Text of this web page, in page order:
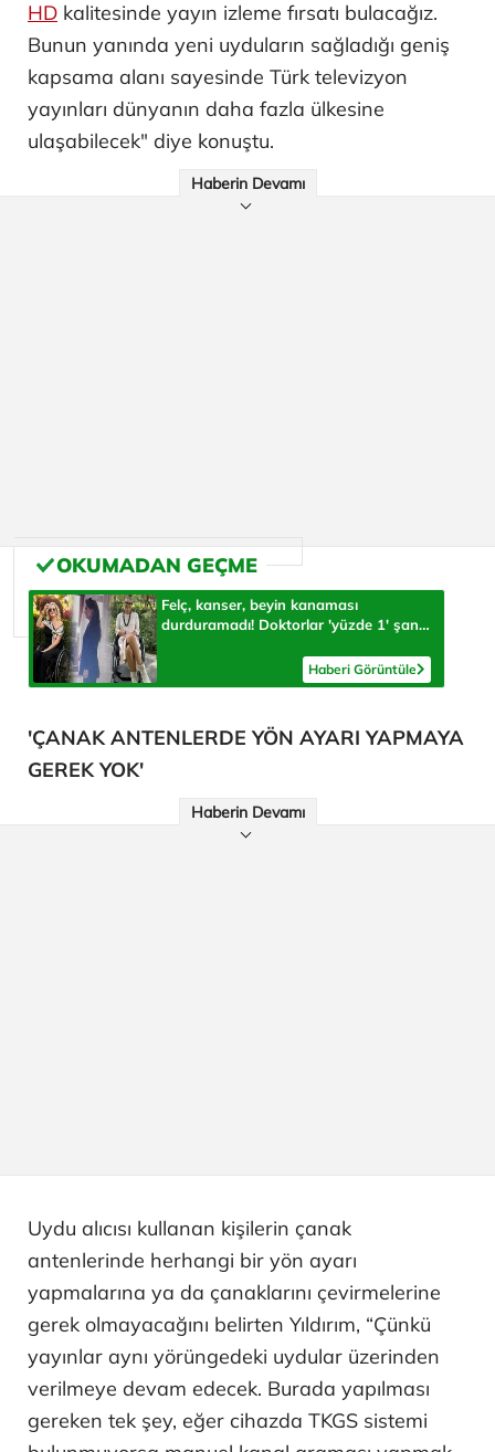
HD kalitesinde yayın izleme fırsatı bulacağız.
Bunun yanında yeni uyduların sağladığı geniş
kapsama alanı sayesinde Türk televizyon
yayınları dünyanın daha fazla ülkesine
ulaşabilecek" diye konuştu.
Haberin Devamı
Felç, kanser, beyin kanaması
durduramadı! Doktorlar 'yüzde 1' şans
Haberi Görüntüle
'ÇANAK ANTENLERDE YÖN AYARI YAPMAYA
GEREK YOK'
Haberin Devamı
Uydu alıcısı kullanan kişilerin çanak
antenlerinde herhangi bir yön ayarı
yapmalarına ya da çanaklarını çevirmelerine
gerek olmayacağını belirten Yıldırım, “Çünkü
yayınlar aynı yörüngedeki uydular üzerinden
verilmeye devam edecek. Burada yapılması
gereken tek şey, eğer cihazda TKGS sistemi